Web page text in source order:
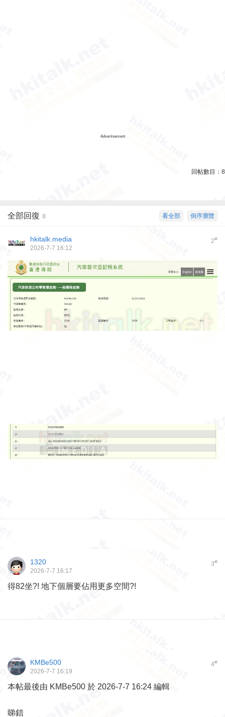
Advertisement
回帖數目： 8
倒序瀏覽
看全部
全部回復 8
2#
hkitalk.media
2026-7-7 16:12
3#
1320
2026-7-7 16:17
得82坐?! 地下個層要佔用更多空間?!
4#
KMBe500
2026-7-7 16:19
本帖最後由 KMBe500 於 2026-7-7 16:24 編輯
睇錯